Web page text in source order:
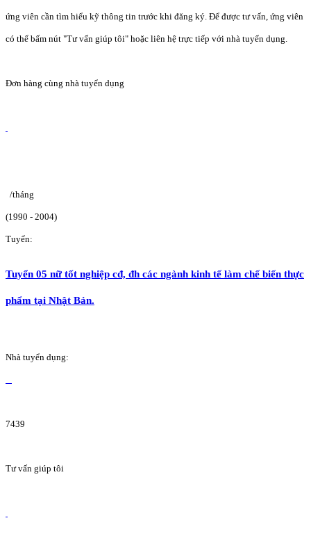
ứng viên cần tìm hiểu kỹ thông tin trước khi đăng ký. Để được tư vấn, ứng viên
có thể bấm nút "Tư vấn giúp tôi" hoặc liên hệ trực tiếp với nhà tuyển dụng.
Đơn hàng cùng nhà tuyển dụng
/tháng
(1990 - 2004)
Tuyển:
Tuyển 05 nữ tốt nghiệp cđ, đh các ngành kinh tế làm chế biến thực
phẩm tại Nhật Bản.
Nhà tuyển dụng:
7439
Tư vấn giúp tôi